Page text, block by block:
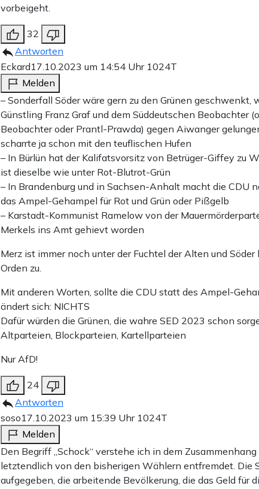
vorbeigeht.
32
Antworten
Eckard17.10.2023 um 14:54 Uhr 1024T
Melden
– Sonderfall Söder wäre gern zu den Grünen
Günstling Franz Graf und dem Süddeutschen Beobachter
Beobachter oder Prantl-Prawda) gegen Aiwanger
scharrte ja schon mit den teuflischen Hufen
– In Bürlün hat der Kalifatsvorsitz von Betrüger-Giffey zu
ist dieselbe wie unter Rot-Blutrot-Grün
– In Brandenburg und in Sachsen-Anhalt macht die CDU
das Ampel-Gehampel für Rot und Grün oder Pißgelb
– Karstadt-Kommunist Ramelow von der
Merkels ins Amt gehievt worden
Merz ist immer noch unter der Fuchtel der Alten und
Orden zu.
Mit anderen Worten, sollte die CDU statt des Ampel-
ändert sich: NICHTS
Dafür würden die Grünen, die wahre SED 2023 schon
Altparteien, Blockparteien, Kartellparteien
Nur AfD!
24
Antworten
soso17.10.2023 um 15:39 Uhr 1024T
Melden
Den Begriff „Schock“ verstehe ich in dem
letztendlich von den bisherigen Wählern entfremdet. Die
aufgegeben, die arbeitende Bevölkerung, die das Geld für